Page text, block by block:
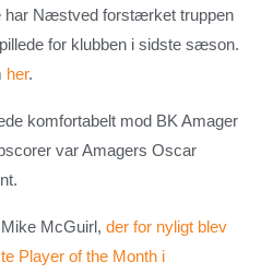
har Næstved forstærket truppen
for klubben i sidste sæson.
her.
komfortabelt mod BK Amager
var Amagers Oscar
McGuirl, der for nyligt blev
Player of the Month i